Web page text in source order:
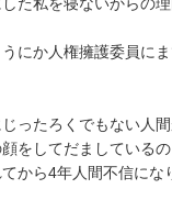
た私を寝ないからの
にか人権擁護委員に
ったろくでもない人
をしてだましているの
から4年人間不信にな